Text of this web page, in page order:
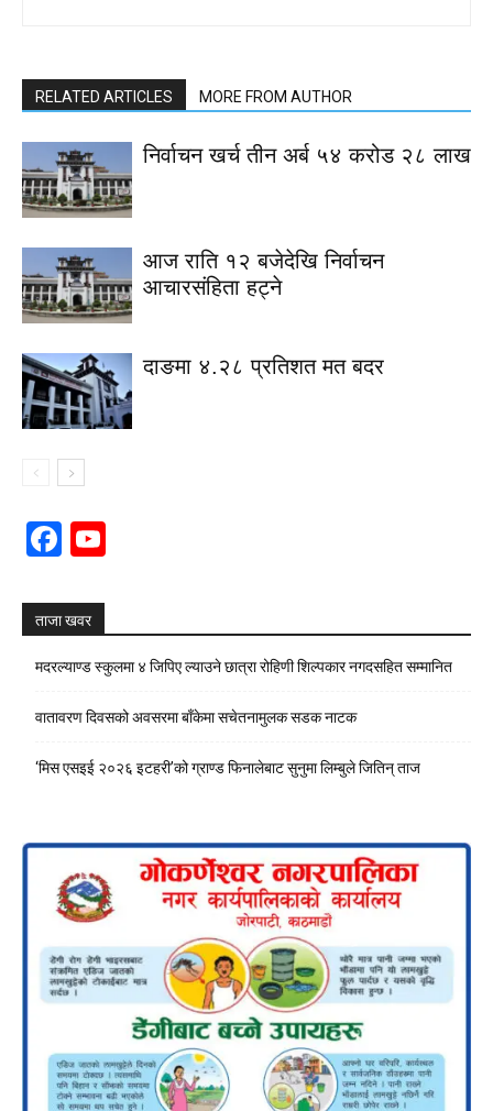
RELATED ARTICLES MORE FROM AUTHOR
निर्वाचन खर्च तीन अर्ब ५४ करोड २८ लाख
आज राति १२ बजेदेखि निर्वाचन
आचारसंहिता हट्ने
दाङमा ४.२८ प्रतिशत मत बदर
Facebook
ताजा खवर
मदरल्याण्ड स्कुलमा ४ जिपिए ल्याउने छात्रा रोहिणी शिल्पकार नगदसहित सम्मानित
वातावरण दिवसको अवसरमा बाँकेमा सचेतनामुलक सडक नाटक
‘मिस एसइई २०२६ इटहरी’को ग्राण्ड फिनालेबाट सुनुमा लिम्बुले जितिन् ताज